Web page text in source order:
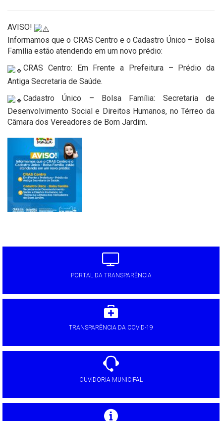
AVISO!
Informamos que o CRAS Centro e o Cadastro Único – Bolsa
Família estão atendendo em um novo prédio:
CRAS Centro: Em Frente a Prefeitura – Prédio da
Antiga Secretaria de Saúde.
Cadastro Único – Bolsa Família: Secretaria de
Desenvolvimento Social e Direitos Humanos, no Térreo da
Câmara dos Vereadores de Bom Jardim.
PORTAL DA TRANSPARÊNCIA
TRANSPARÊNCIA DA COVID-19
OUVIDORIA MUNICIPAL